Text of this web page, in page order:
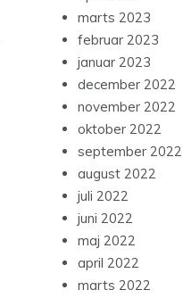
marts 2023
februar 2023
januar 2023
december 2022
november 2022
oktober 2022
september 2022
august 2022
juli 2022
juni 2022
maj 2022
april 2022
marts 2022